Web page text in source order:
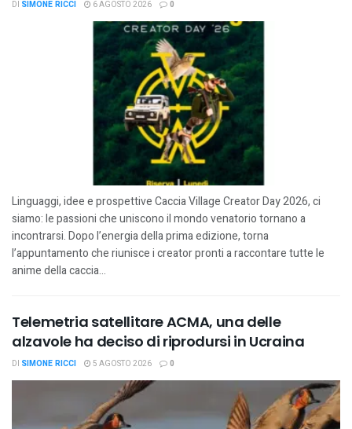
DI SIMONE RICCI 6 AGOSTO 2026 0
Linguaggi, idee e prospettive Caccia Village Creator Day 2026, ci
siamo: le passioni che uniscono il mondo venatorio tornano a
incontrarsi. Dopo l’energia della prima edizione, torna
l’appuntamento che riunisce i creator pronti a raccontare tutte le
anime della caccia...
Telemetria satellitare ACMA, una delle
alzavole ha deciso di riprodursi in Ucraina
DI SIMONE RICCI 5 AGOSTO 2026 0